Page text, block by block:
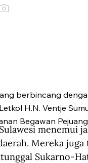
berbincang
H.N. Ventje
Begawan
menemui
Mereka juga
Sukarno-